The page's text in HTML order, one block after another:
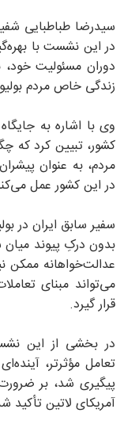
سیدرضا طباطبایی
در این نشست با
دوران مسئولیت
زندگی خاص مردم
وی با اشاره به
کشور، تبیین کرد که
مردم، به عنوان
در این کشور عمل
سفیر سابق ایران در
بدون درکِ پیوند
عدالت‌خواهانه
می‌تواند مبنای
قرار گیرد.
در بخشی از این
تعامل مؤثرتر،
پیگیری شد، بر
آمریکای لاتین تأکید